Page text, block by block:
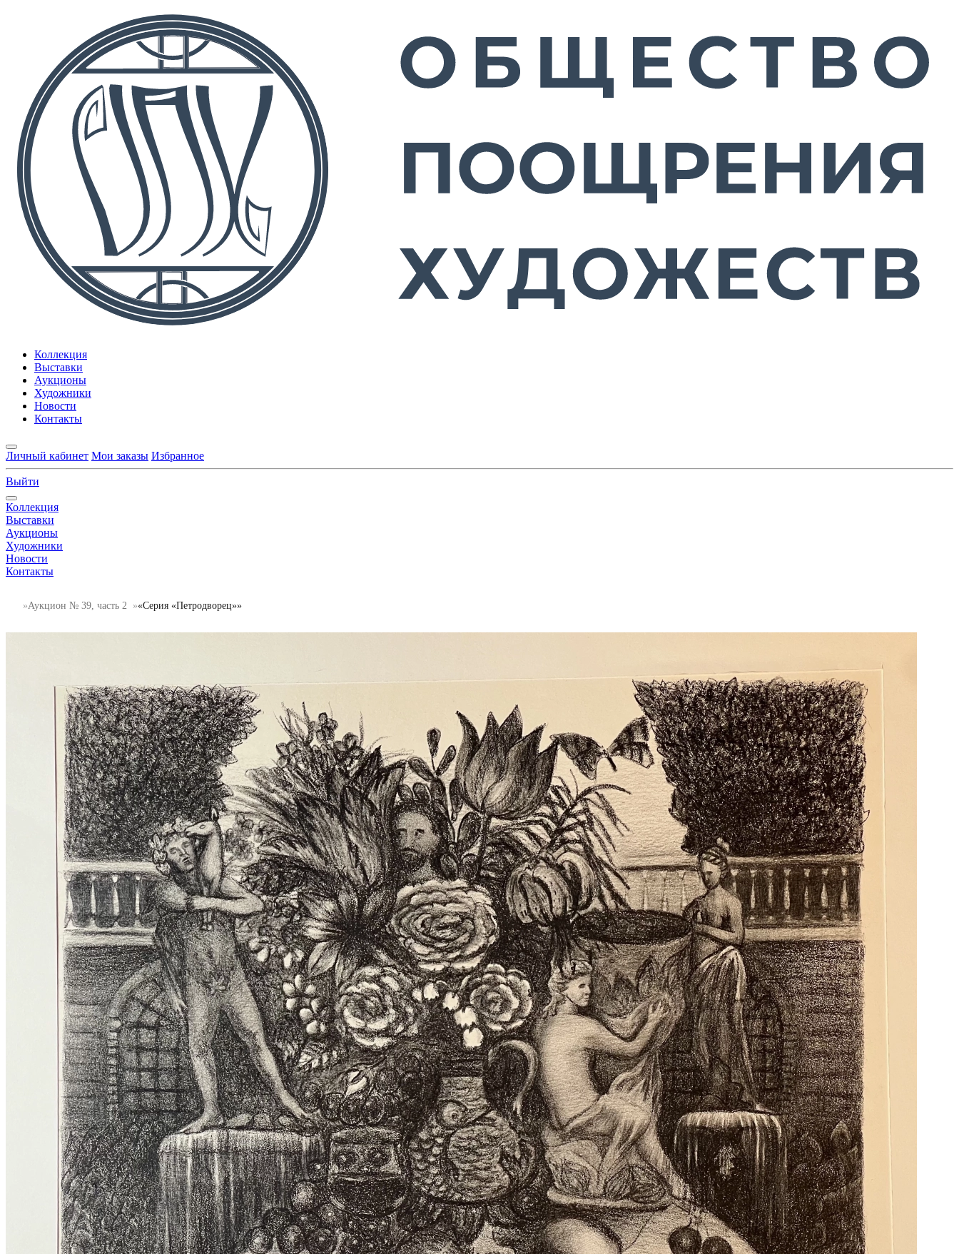
Коллекция
Выставки
Аукционы
Художники
Новости
Контакты
Личный кабинет Мои заказы Избранное
Выйти
Коллекция
Выставки
Аукционы
Художники
Новости
Контакты
Аукцион № 39, часть 2 «Серия «Петродворец»»